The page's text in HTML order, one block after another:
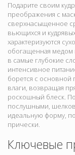
Подарите своим
преображения с
сверхнасыщенное
вьющихся и
характеризуются
обогащенная медом
в самые глубокие
интенсивное
борется с основной
влаги, возвращая
роскошный блеск.
послушными,
идеальную форму,
прически.
Ключевые